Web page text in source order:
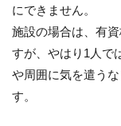
にできません。
施設の場合は、有
すが、やはり1人で
や周囲に気を遣う
す。